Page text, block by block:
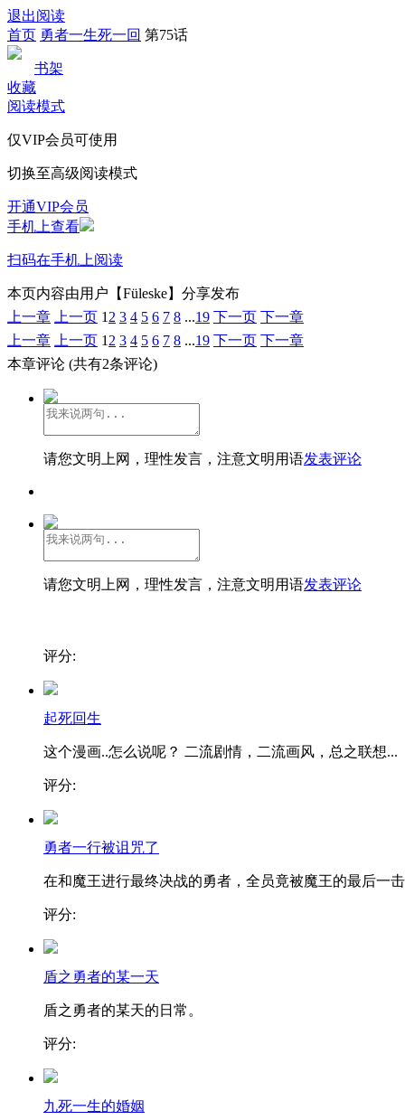
退出阅读
首页 勇者一生死一回 第75话
书架
收藏
阅读模式
仅VIP会员可使用
切换至高级阅读模式
开通VIP会员
手机上查看
扫码在手机上阅读
本页内容由用户【Füleske】分享发布
上一章
上一页 1 2 3 4 5 6 7 8 ...19 下一页 下一章
上一章
上一页 1 2 3 4 5 6 7 8 ...19 下一页 下一章
本章评论 (共有2条评论)
请您文明上网，理性发言，注意文明用语发表评论
请您文明上网，理性发言，注意文明用语发表评论
评分:
起死回生
这个漫画..怎么说呢？ 二流剧情，二流画风，总之联想...
评分:
勇者一行被诅咒了
在和魔王进行最终决战的勇者，全员竟被魔王的最后一
评分:
盾之勇者的某一天
盾之勇者的某天的日常。
评分:
九死一生的婚姻